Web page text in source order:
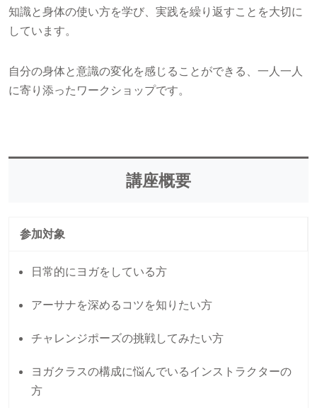
知識と身体の使い方を学び、実践を繰り返すことを大切に
しています。
自分の身体と意識の変化を感じることができる、一人一人
に寄り添ったワークショップです。
講座概要
参加対象
日常的にヨガをしている方
アーサナを深めるコツを知りたい方
チャレンジポーズの挑戦してみたい方
ヨガクラスの構成に悩んでいるインストラクターの
方